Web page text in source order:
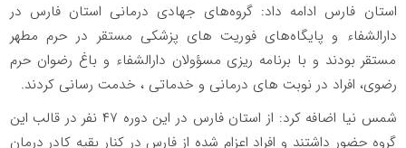
استان فارس ادامه داد: گروه‌های جهادی درمانی استان فارس در
دارالشفاء و پایگاه‌های فوریت های پزشکی مستقر در حرم مطهر
مستقر بودند و با برنامه ریزی مسؤولان دارالشفاء و باغ رضوان حرم
رضوی، افراد در نوبت های درمانی و خدماتی ، خدمت رسانی کردند.
شمس نیا اضافه کرد: از استان فارس در این دوره ۴۷ نفر در قالب این
گروه حضور داشتند و افراد اعزام شده از فارس در کنار بقیه کادر درمان